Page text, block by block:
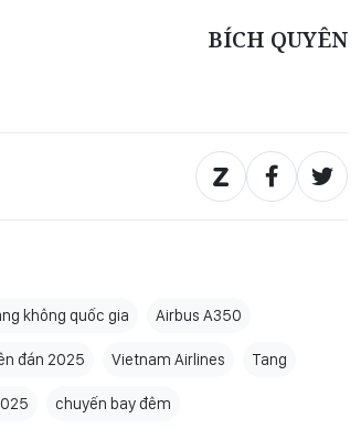
BÍCH QUYÊN
không quốc gia Airbus A350
đán 2025 Vietnam Airlines Tang
chuyến bay đêm